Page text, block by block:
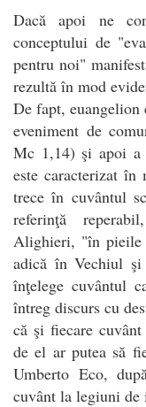
Dacă apoi ne
conceptului de
pentru noi"
rezultă în mod
De fapt, euangelion
eveniment de
Mc 1,14) şi apoi a
este caracterizat în
trece în cuvântul
referinţă
Alighieri, "în pieile
adică în Vechiul
înţelege cuvântul
întreg discurs cu
că şi fiecare
de el ar putea să
Umberto Eco,
cuvânt la legiuni